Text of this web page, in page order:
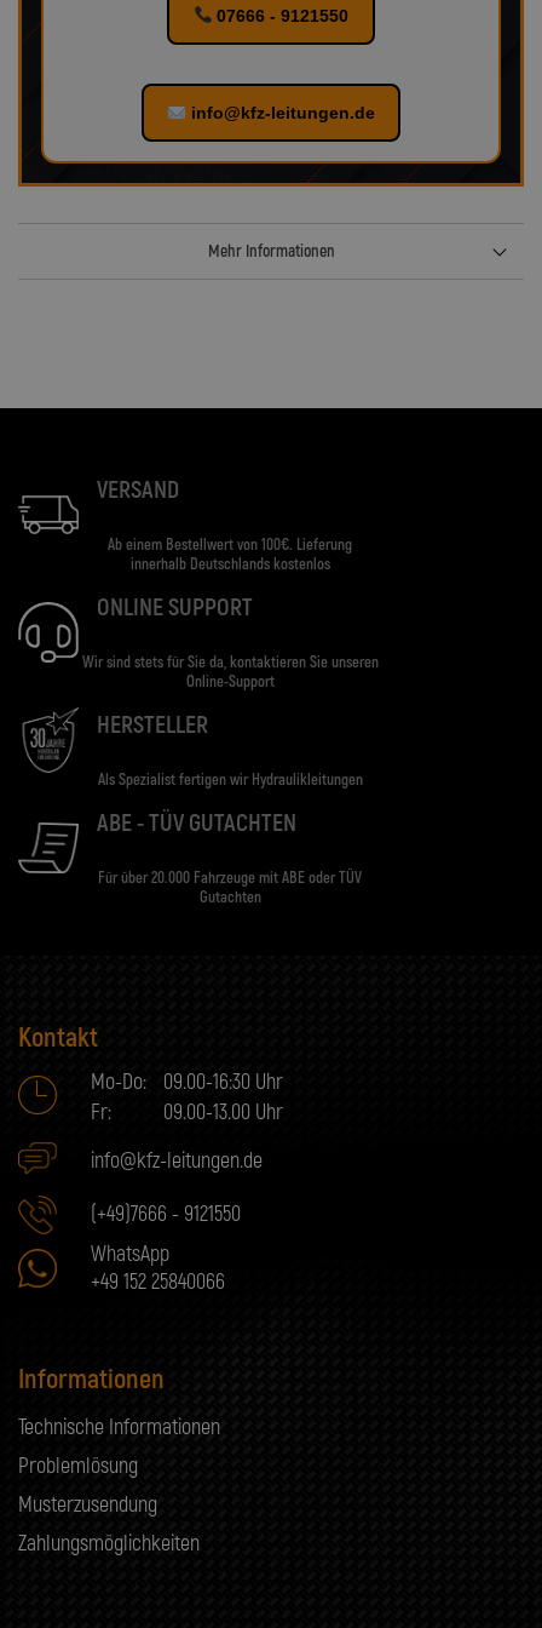
07666 - 9121550
info@kfz-leitungen.de
Mehr Informationen
VERSAND
Ab einem Bestellwert von 100€. Lieferung
innerhalb Deutschlands kostenlos
ONLINE SUPPORT
Wir sind stets für Sie da, kontaktieren Sie unseren
Online-Support
HERSTELLER
Als Spezialist fertigen wir Hydraulikleitungen
ABE - TÜV GUTACHTEN
Für über 20.000 Fahrzeuge mit ABE oder TÜV
Gutachten
Kontakt
Mo-Do:
09.00-16:30 Uhr
Fr:
09.00-13.00 Uhr
info@kfz-leitungen.de
(+49)7666 - 9121550
WhatsApp
+49 152 25840066
Informationen
Technische Informationen
Problemlösung
Musterzusendung
Zahlungsmöglichkeiten